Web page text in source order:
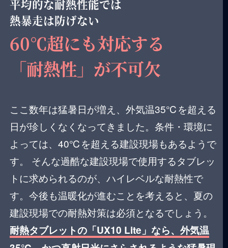
平均的な耐熱性能では
熱暴走は防げない
60℃超にも対応する
「耐熱性」が不可欠
ここ数年は猛暑日が増え、外気温35℃を超える
日が珍しくなくなってきました。条件・環境に
よっては、40℃を超える建設現場もあるようで
す。 そんな過酷な建設現場で使用するタブレッ
トに求められるのが、ハイレベルな耐熱性で
す。今後も温暖化が進むことを考えると、夏の
建設現場での耐熱対策は必須となるでしょう。
耐熱タブレットの「UX10 Lite」なら、外気温